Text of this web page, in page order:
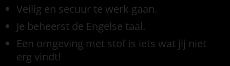
Veilig en secuur te werk gaan.
Je beheerst de Engelse taal.
Een omgeving met stof is iets wat jij niet
erg vindt!